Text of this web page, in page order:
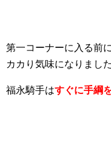
第一コーナーに入る前
カカり気味になりました
福永騎手はすぐに手綱